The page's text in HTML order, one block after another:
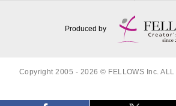
Produced by
Copyright 2005 - 2026 © FELLOWS Inc. ALL